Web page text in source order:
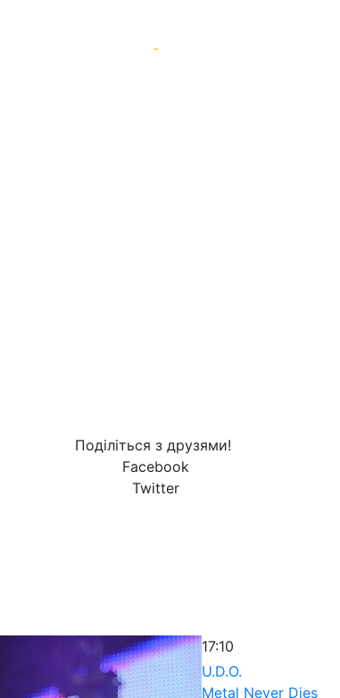
-
Поділіться з друзями!
Facebook
Twitter
17:10
U.D.O.
Metal Never Dies